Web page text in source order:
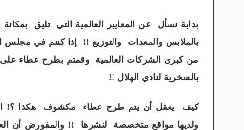
بداية نسأل عن المعايير العالمية التي تليق بمكانة
بالملابس والمعدات والتوزيع !! إذا كنتم في مجلس
من كبرى الشركات العالمية وقمتم بطرح عطاء
بالسخرية لنادي الهلال !!
كيف يعقل أن يتم طرح عطاء مكشوف هكذا ؟!
ولديها مواقع متخصصة لنشرها !! والمفورض أن